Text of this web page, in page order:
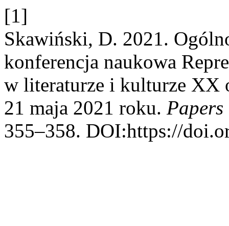
[1]
Skawiński, D. 2021.
konferencja naukowa
w literaturze i kulturze XX
21 maja 2021 roku.
355–358. DOI:https://